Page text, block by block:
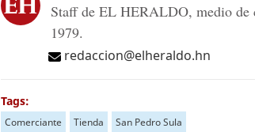
Staff de EL HERALDO, medio de
1979.
redaccion@elheraldo.hn
Tags:
Comerciante Tienda San Pedro Sula